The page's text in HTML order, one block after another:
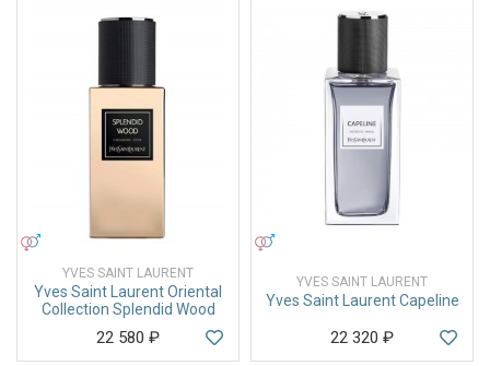
УНИСЕКС
YVES SAINT LAURENT
Yves Saint Laurent Oriental
Collection Splendid Wood
22 580 ₽
YVES SAINT LAURENT
Yves Saint Laurent Capeline
22 320 ₽